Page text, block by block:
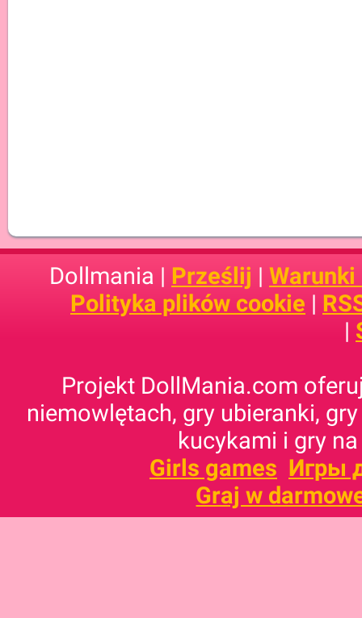
Dollmania | Prześlij |
Polityka plików cookie |
|
Projekt DollMania.com
niemowlętach, gry ubieranki,
kucykami i gry
Girls games Игры
Graj w